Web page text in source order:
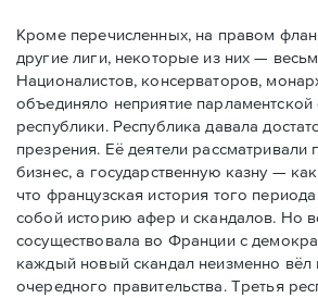
Кроме перечисленных, на правом
другие лиги, некоторые из них —
Националистов, консерваторов,
объединяло неприятие парламентской
республики. Республика давала
презрения. Её деятели рассматривали
бизнес, а государственную казну —
что французская история того
собой историю афер и скандалов. Но
сосуществовала во Франции с
каждый новый скандал неизменно вёл
очередного правительства. Третья